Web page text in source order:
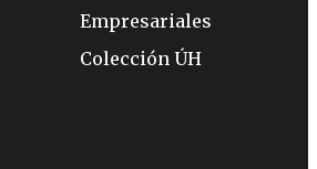
Empresariales
Colección ÚH